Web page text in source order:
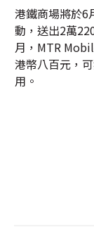
港鐵商場將於
動，送出2萬
月，MTR
港幣八百元，
用。